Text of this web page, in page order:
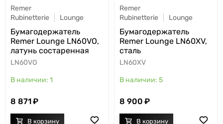
Remer
Rubinetterie
Lounge
Бумагодержатель
Remer Lounge LN60VO,
латунь состаренная
LN60VO
1
8 871
Remer
Rubinetterie
Lounge
Бумагодержатель
Remer Lounge LN60XV,
сталь
LN60XV
5
8 900